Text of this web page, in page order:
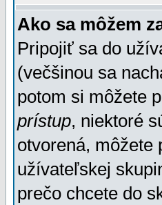
Ako sa môžem
Pripojiť sa do
(večšinou sa
potom si môžete
prístup, niektoré
otvorená, môžete
užívateľskej
prečo chcete do